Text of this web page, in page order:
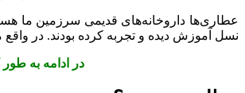
عطاری‌ها داروخانه‌های قدیمی سرزمین ما
نسل آموزش دیده و تجربه کرده بودند. در
در ادامه به